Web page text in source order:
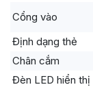
Cổng vào
Định dạng thẻ
Chân cắm
Đèn LED hiển thị